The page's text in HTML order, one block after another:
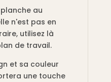
au
n'est pas en
utilisez là
de travail.
et sa couleur
une touche